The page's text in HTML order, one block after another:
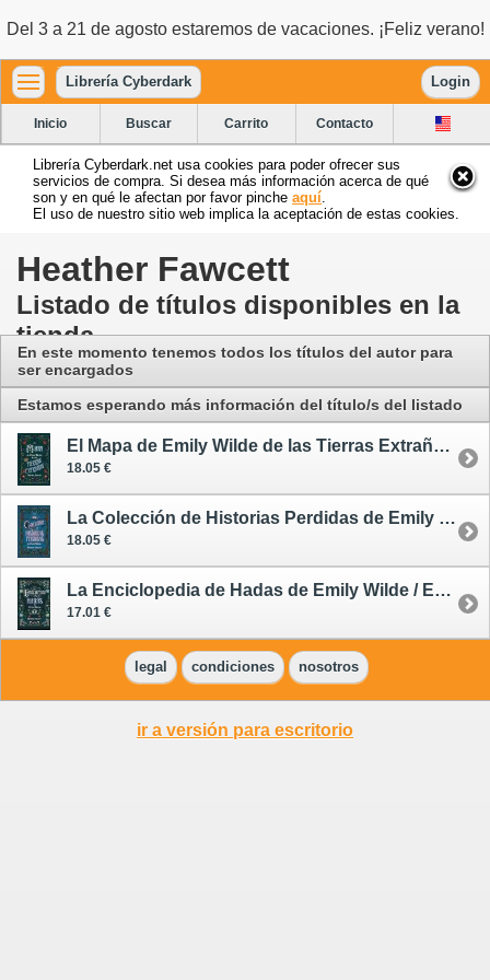
Del 3 a 21 de agosto estaremos de vacaciones. ¡Feliz verano!
Librería Cyberdark Login
Inicio Buscar Carrito Contacto
Librería Cyberdark.net usa cookies para poder ofrecer sus
servicios de compra. Si desea más información acerca de qué
son y en qué le afectan por favor pinche aquí
El uso de nuestro sitio web implica la aceptación de estas cookies.
Heather Fawcett
Listado de títulos disponibles en la
tienda
En este momento tenemos todos los títulos del autor para
ser encargados
Estamos esperando más información del título/s del listado
El Mapa de Emily Wilde de las Tierras Extrañas / Emily Wilde 2
18.05 €
La Colección de Historias Perdidas de Emily Wilde / Emily Wilde 3
18.05 €
La Enciclopedia de Hadas de Emily Wilde / Emily Wilde 1
17.01 €
legal condiciones nosotros
ir a versión para escritorio